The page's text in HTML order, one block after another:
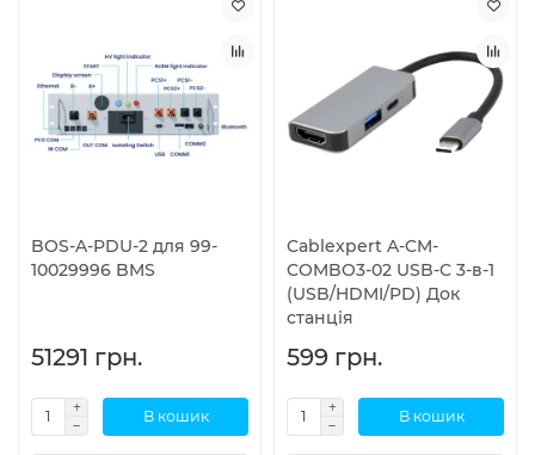
BOS-A-PDU-2 для 99-
10029996 BMS
51291 грн.
В кошик
Cablexpert A-CM-
COMBO3-02 USB-C 3-в-1
(USB/HDMI/PD) Док
станція
599 грн.
В кошик